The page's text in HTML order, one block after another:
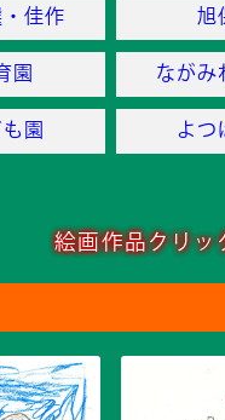
佳作 旭
園 ながみ
園 よつ
絵画作品クリッ